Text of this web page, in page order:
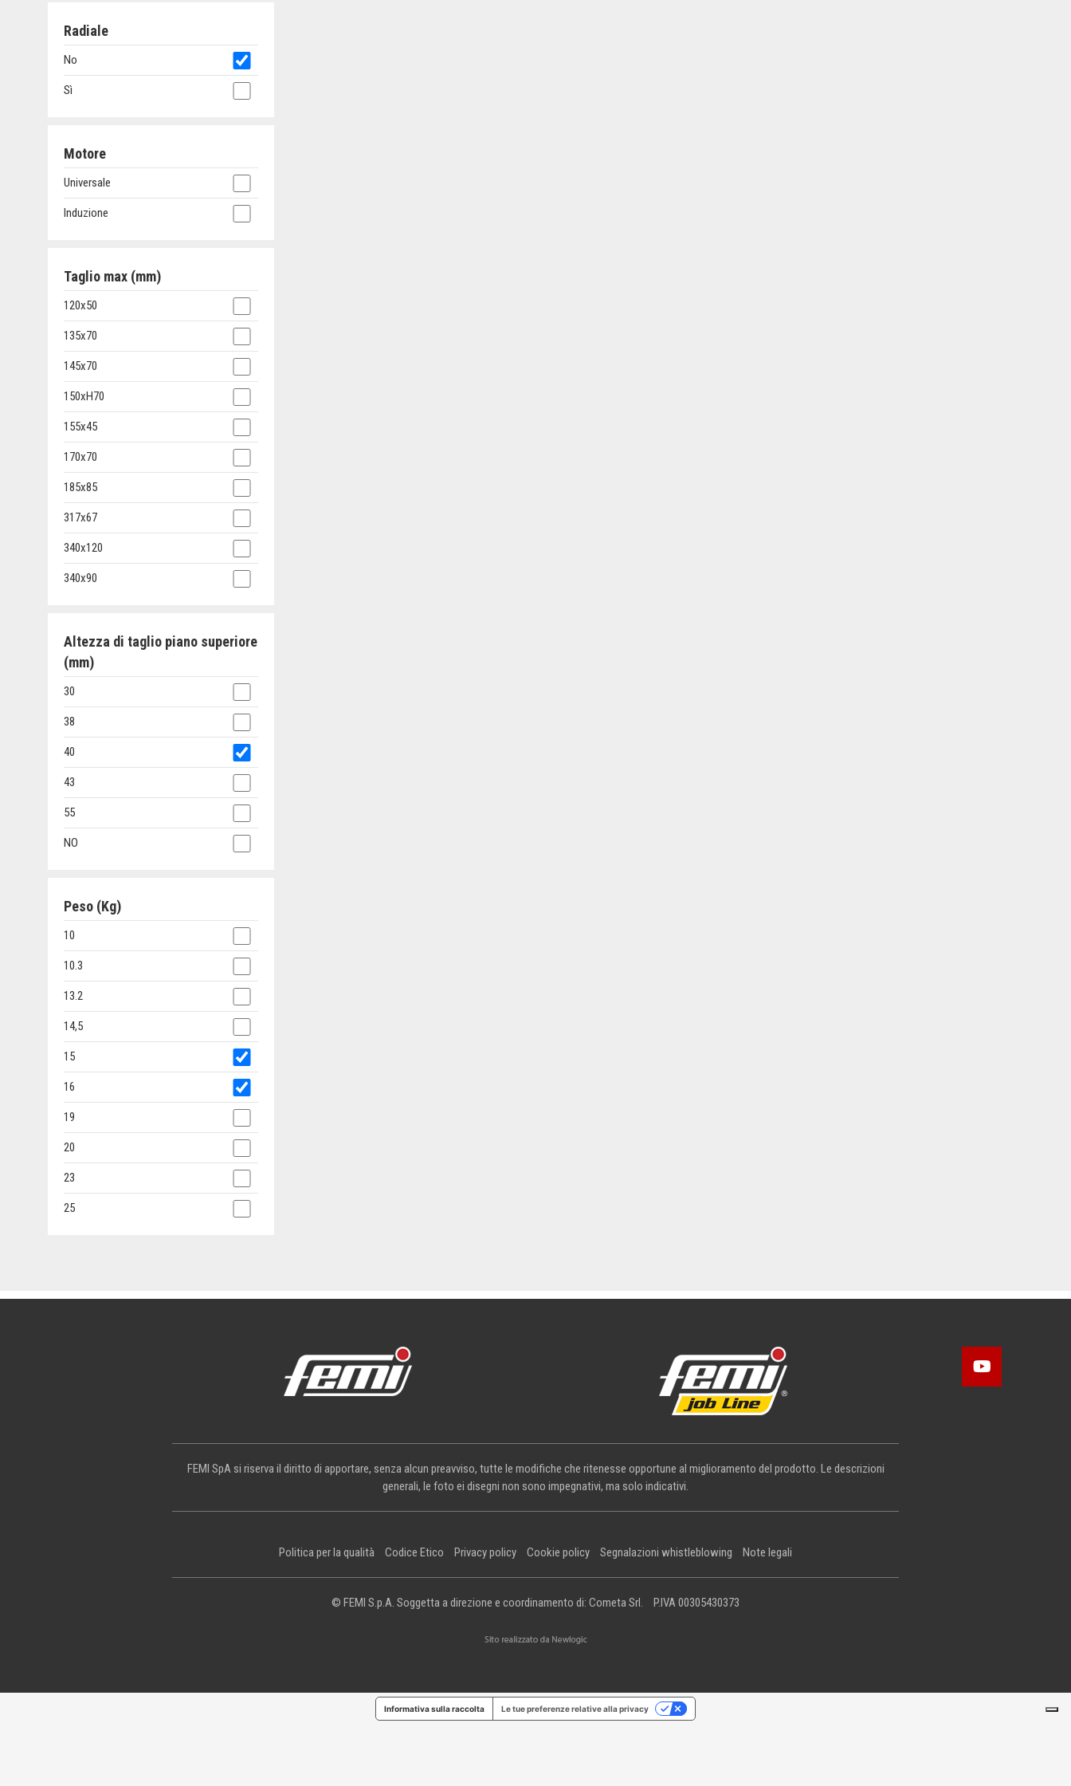
Radiale
No
Sì
Motore
Universale
Induzione
Taglio max (mm)
120x50
135x70
145x70
150xH70
155x45
170x70
185x85
317x67
340x120
340x90
Altezza di taglio piano superiore
(mm)
30
38
40
43
55
NO
Peso (Kg)
10
10.3
13.2
14,5
15
16
19
20
23
25
FEMI SpA si riserva il diritto di apportare, senza alcun preavviso, tutte le modifiche che ritenesse opportune al miglioramento del prodotto. Le descrizioni
generali, le foto ei disegni non sono impegnativi, ma solo indicativi.
Politica per la qualità Codice Etico Privacy policy Cookie policy Segnalazioni whistleblowing Note legali
© FEMI S.p.A. Soggetta a direzione e coordinamento di: Cometa Srl. P.IVA 00305430373
Informativa sulla raccolta Le tue preferenze relative alla privacy